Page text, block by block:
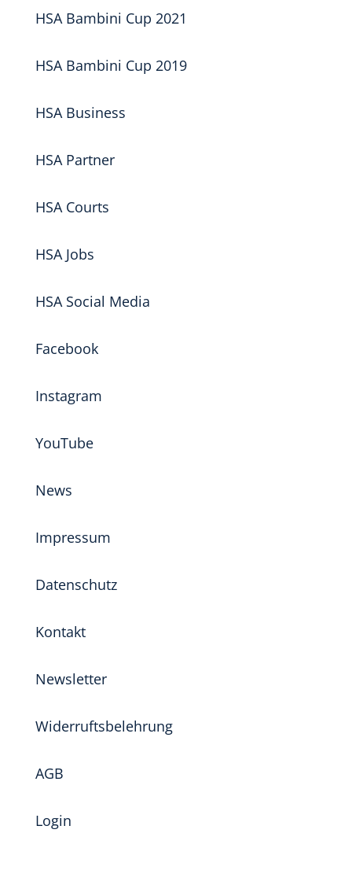
HSA Bambini Cup 2021
HSA Bambini Cup 2019
HSA Business
HSA Partner
HSA Courts
HSA Jobs
HSA Social Media
Facebook
Instagram
YouTube
News
Impressum
Datenschutz
Kontakt
Newsletter
Widerruftsbelehrung
AGB
Login